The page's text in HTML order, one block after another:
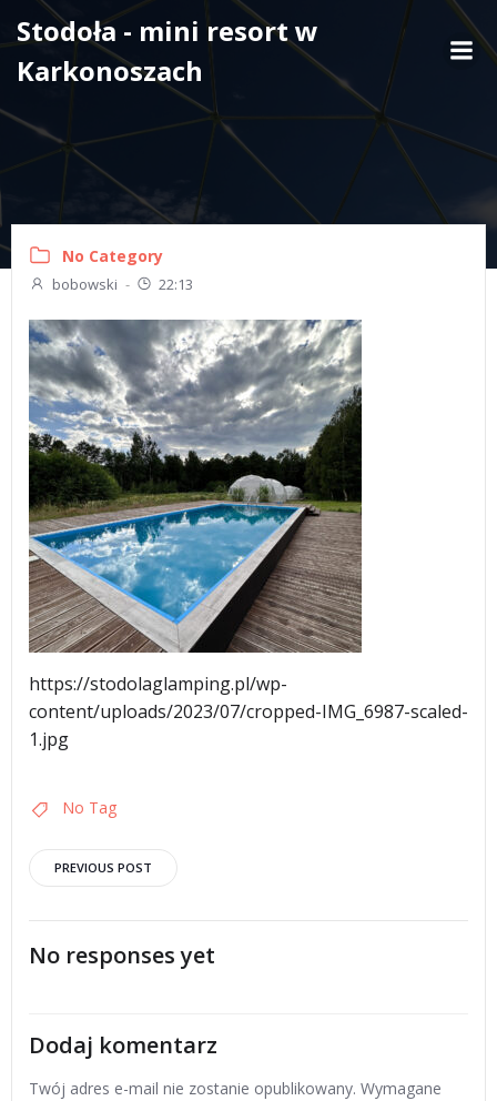
Skip
to
content
Stodoła - mini resort w
Karkonoszach
No Category
bobowski - 22:13
https://stodolaglamping.pl/wp-
content/uploads/2023/07/cropped-IMG_6987-scaled-
1.jpg
No Tag
Post
navigation
PREVIOUS POST
No responses yet
Dodaj komentarz
Twój adres e-mail nie zostanie opublikowany. Wymagane